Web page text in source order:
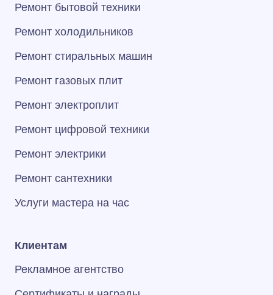
Ремонт бытовой техники
Ремонт холодильников
Ремонт стиральных машин
Ремонт газовых плит
Ремонт электроплит
Ремонт цифровой техники
Ремонт электрики
Ремонт сантехники
Услуги мастера на час
Клиентам
Рекламное агентство